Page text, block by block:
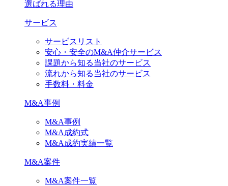
選ばれる理由
サービス
サービスリスト
安心・安全のM&A仲介サービス
課題から知る当社のサービス
流れから知る当社のサービス
手数料・料金
M&A事例
M&A事例
M&A成約式
M&A成約実績一覧
M&A案件
M&A案件一覧